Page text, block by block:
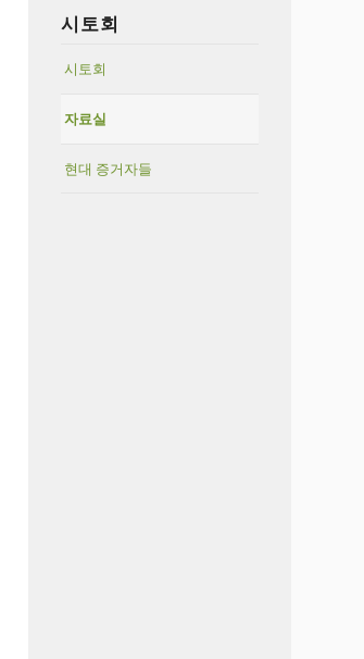
시토회
시토회
자료실
현대 증거자들